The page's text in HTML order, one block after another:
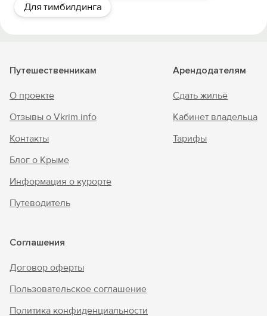
Для тимбилдинга
Путешественникам
О проекте
Отзывы о Vkrim.info
Контакты
Блог о Крыме
Информация о курорте
Путеводитель
Арендодателям
Сдать жильё
Кабинет владельца
Тарифы
Соглашения
Договор оферты
Пользовательское соглашение
Политика конфиденциальности